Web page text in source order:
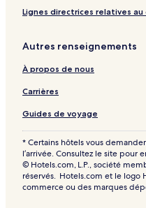
Lignes directrices relatives
Autres renseignements
À propos de nous
Carrières
Guides de voyage
* Certains hôtels vous
l’arrivée. Consultez le site pour
© Hotels.com, L.P., société
réservés. Hotels.com et le logo
commerce ou des marques